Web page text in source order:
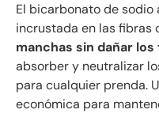
El bicarbonato de sodio
incrustada en las fibras
manchas sin dañar
absorber y neutralizar
para cualquier prenda.
económica para